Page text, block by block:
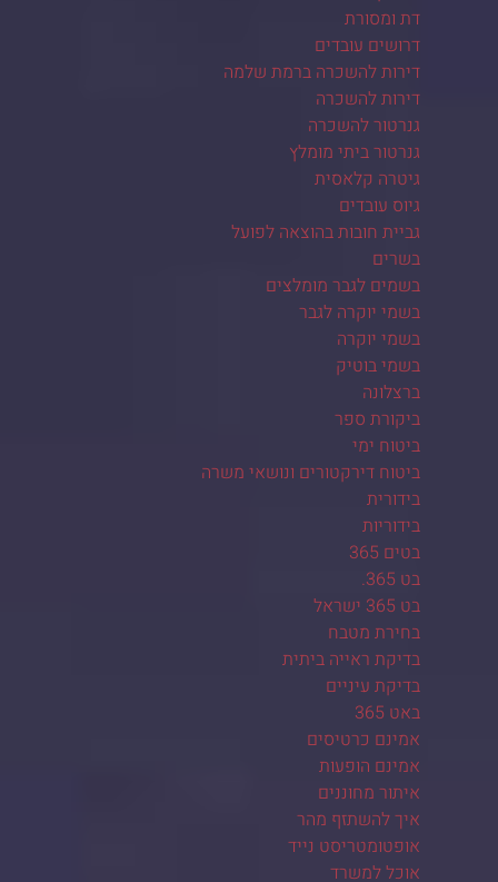
דת ומסורת
דרושים עובדים
דירות להשכרה ברמת שלמה
דירות להשכרה
גנרטור להשכרה
גנרטור ביתי מומלץ
גיטרה קלאסית
גיוס עובדים
גביית חובות בהוצאה לפועל
בשרים
בשמים לגבר מומלצים
בשמי יוקרה לגבר
בשמי יוקרה
בשמי בוטיק
ברצלונה
ביקורת ספר
ביטוח ימי
ביטוח דירקטורים ונושאי משרה
בידורית
בידוריות
בטים 365
בט 365.
בט 365 ישראל
בחירת מטבח
בדיקת ראייה ביתית
בדיקת עיניים
באט 365
אמינם כרטיסים
אמינם הופעות
איתור מחוננים
איך להשתזף מהר
אופטומטריסט נייד
אוכל למשרד